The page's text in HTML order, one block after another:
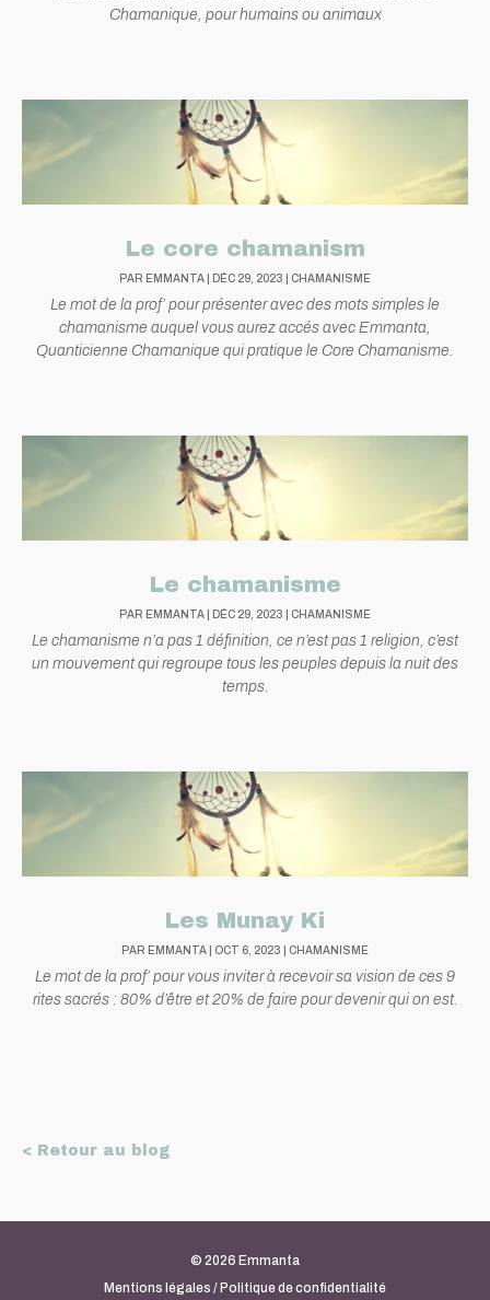
Chamanique, pour humains ou animaux
Le core chamanism
PAR EMMANTA DÉC 29, 2023 CHAMANISME
Le mot de la prof’ pour présenter avec des mots simples le
chamanisme auquel vous aurez accés avec Emmanta,
Quanticienne Chamanique qui pratique le Core Chamanisme.
Le chamanisme
PAR EMMANTA DÉC 29, 2023 CHAMANISME
Le chamanisme n’a pas 1 définition, ce n’est pas 1 religion, c’est
un mouvement qui regroupe tous les peuples depuis la nuit des
temps.
Les Munay Ki
PAR EMMANTA OCT 6, 2023 CHAMANISME
Le mot de la prof’ pour vous inviter à recevoir sa vision de ces 9
rites sacrés : 80% d’être et 20% de faire pour devenir qui on est.
< Retour au blog
© 2026 Emmanta
Mentions légales / Politique de confidentialité